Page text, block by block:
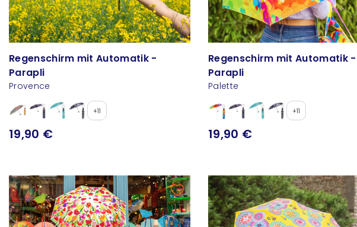
Regenschirm mit Automatik -
Parapli
Provence
+11
19,90 €
Regenschirm mit Automatik -
Parapli
Palette
+11
19,90 €